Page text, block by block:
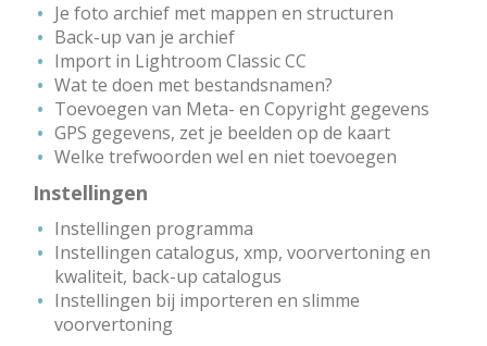
Je foto archief met mappen en structuren
Back-up van je archief
Import in Lightroom Classic CC
Wat te doen met bestandsnamen?
Toevoegen van Meta- en Copyright gegevens
GPS gegevens, zet je beelden op de kaart
Welke trefwoorden wel en niet toevoegen
Instellingen
Instellingen programma
Instellingen catalogus, xmp, voorvertoning en
kwaliteit, back-up catalogus
Instellingen bij importeren en slimme
voorvertoning